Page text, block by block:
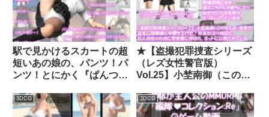
d_322514│ Libido-Labo
出し！！）｜d_714802
駅で見かけるスカートの超
短いあの娘の、パンツ！パ
ンツ！とにかく『ぱんつ』
12本パック）｜
d_088007│ Libido-Labo
★【盗撮犯罪捜査シリーズ
（レズ女性警官版）
Vol.25】小埜南御（このな
に本腰を上げた！被害状況
の確認と、犯人特定のため
3DCG 3DCG